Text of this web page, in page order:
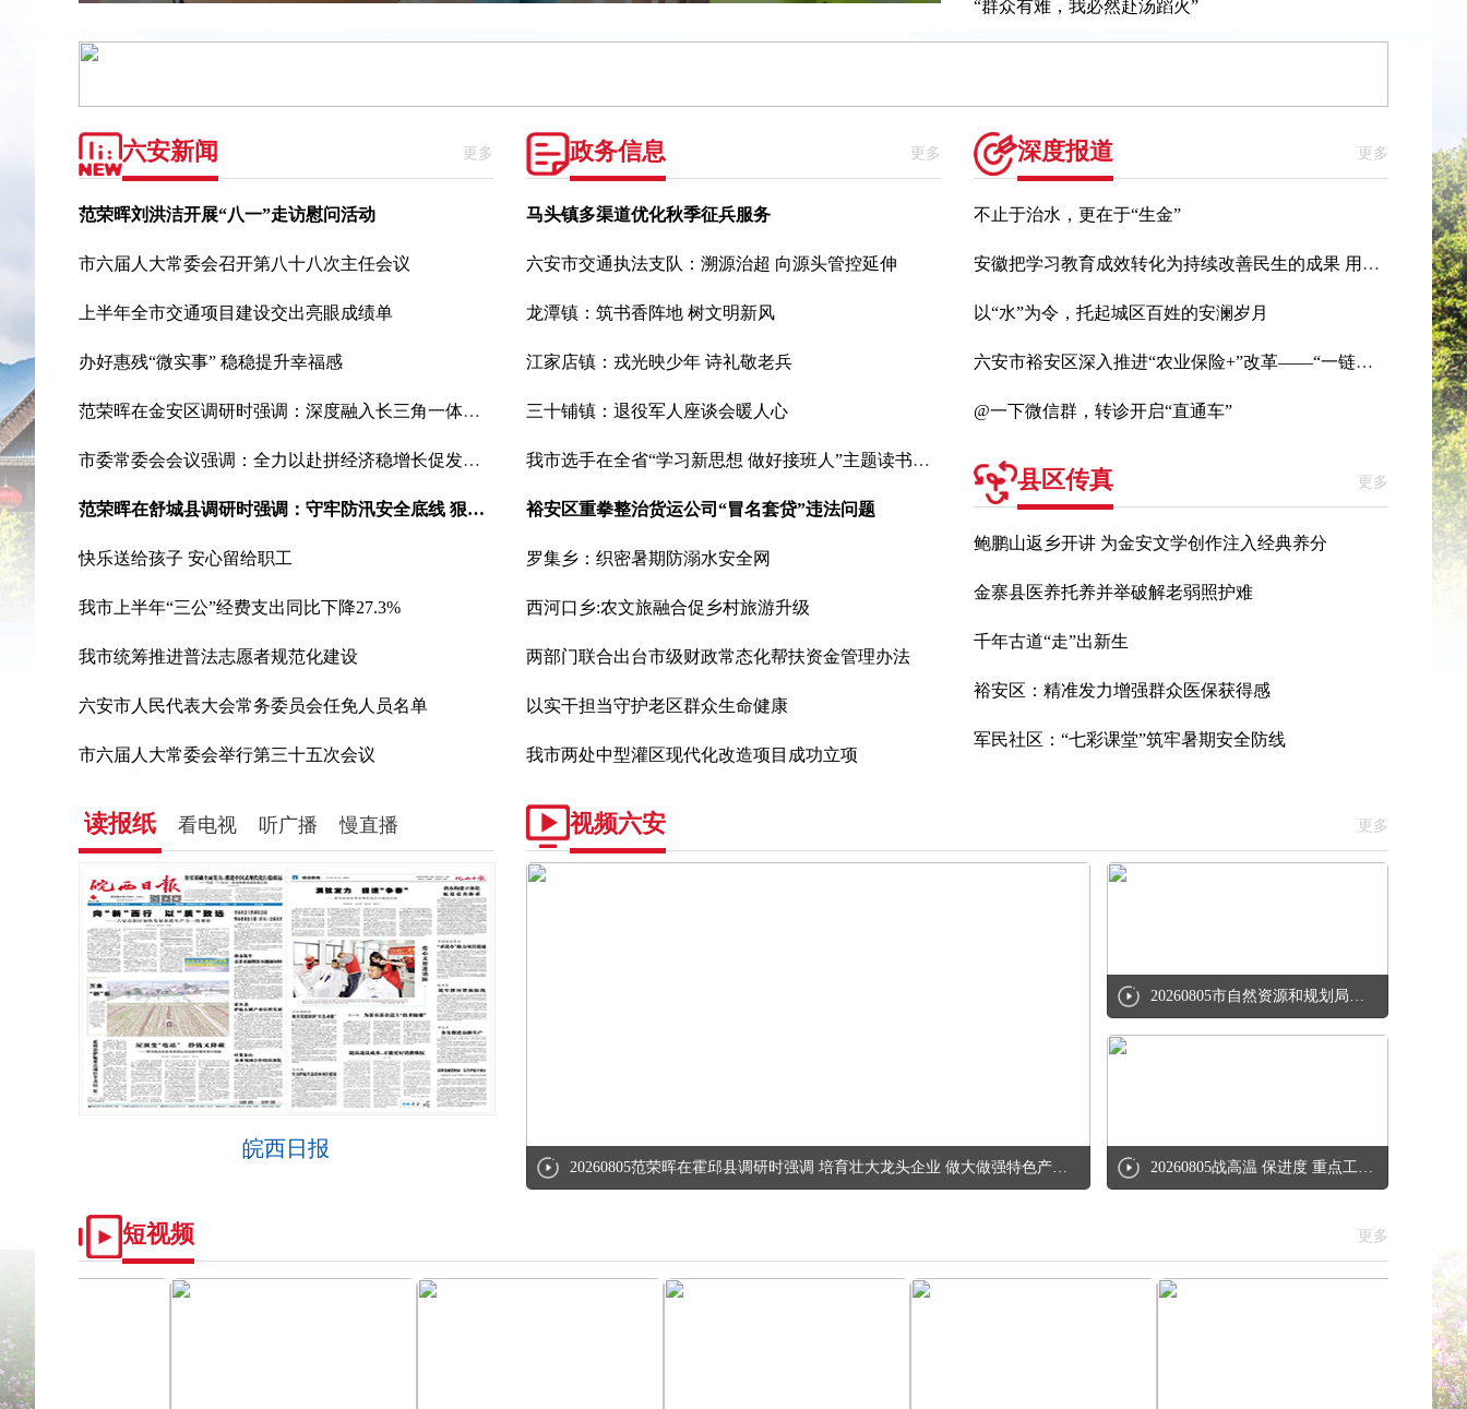
“群众有难，我必然赴汤蹈火”
六安新闻 更多
范荣晖刘洪洁开展“八一”走访慰问活动
市六届人大常委会召开第八十八次主任会议
上半年全市交通项目建设交出亮眼成绩单
办好惠残“微实事” 稳稳提升幸福感
范荣晖在金安区调研时强调：深度融入长三角一体化发展 推动科技创新与产业创新深度融合
市委常委会会议强调：全力以赴拼经济稳增长促发展 确保完成全年目标任务
范荣晖在舒城县调研时强调：守牢防汛安全底线 狠抓环保问题整改 切实维护群众生命安全、社会大局稳定
快乐送给孩子 安心留给职工
我市上半年“三公”经费支出同比下降27.3%
我市统筹推进普法志愿者规范化建设
六安市人民代表大会常务委员会任免人员名单
市六届人大常委会举行第三十五次会议
政务信息 更多
马头镇多渠道优化秋季征兵服务
六安市交通执法支队：溯源治超 向源头管控延伸
龙潭镇：筑书香阵地 树文明新风
江家店镇：戎光映少年 诗礼敬老兵
三十铺镇：退役军人座谈会暖人心
我市选手在全省“学习新思想 做好接班人”主题读书活动中荣获佳绩
裕安区重拳整治货运公司“冒名套贷”违法问题
罗集乡：织密暑期防溺水安全网
西河口乡:农文旅融合促乡村旅游升级
两部门联合出台市级财政常态化帮扶资金管理办法
以实干担当守护老区群众生命健康
我市两处中型灌区现代化改造项目成功立项
深度报道 更多
不止于治水，更在于“生金”
安徽把学习教育成效转化为持续改善民生的成果 用心用力办好民生实事
以“水”为令，托起城区百姓的安澜岁月
六安市裕安区深入推进“农业保险+”改革——“一链一险”护航皖西白鹅产业
@一下微信群，转诊开启“直通车”
县区传真 更多
鲍鹏山返乡开讲 为金安文学创作注入经典养分
金寨县医养托养并举破解老弱照护难
千年古道“走”出新生
裕安区：精准发力增强群众医保获得感
军民社区：“七彩课堂”筑牢暑期安全防线
读报纸 看电视 听广播 慢直播
皖西日报
视频六安 更多
20260805范荣晖在霍邱县调研时强调 培育壮大龙头企业 做大做强特色产业 加快推动县域经济高质量发展 20260805战高温 保进度 重点工程建设稳步推进
短视频 更多